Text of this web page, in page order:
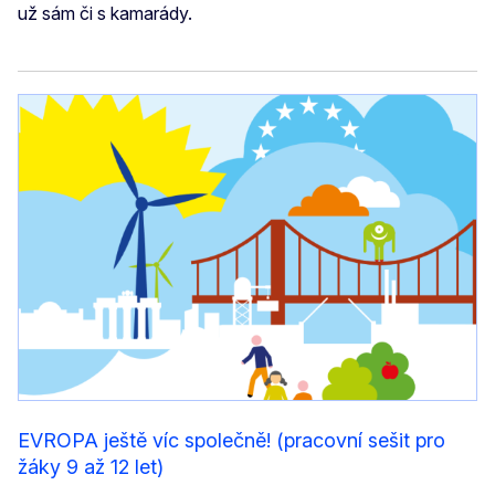
už sám či s kamarády.
EVROPA ještě víc společně! (pracovní sešit pro
žáky 9 až 12 let)